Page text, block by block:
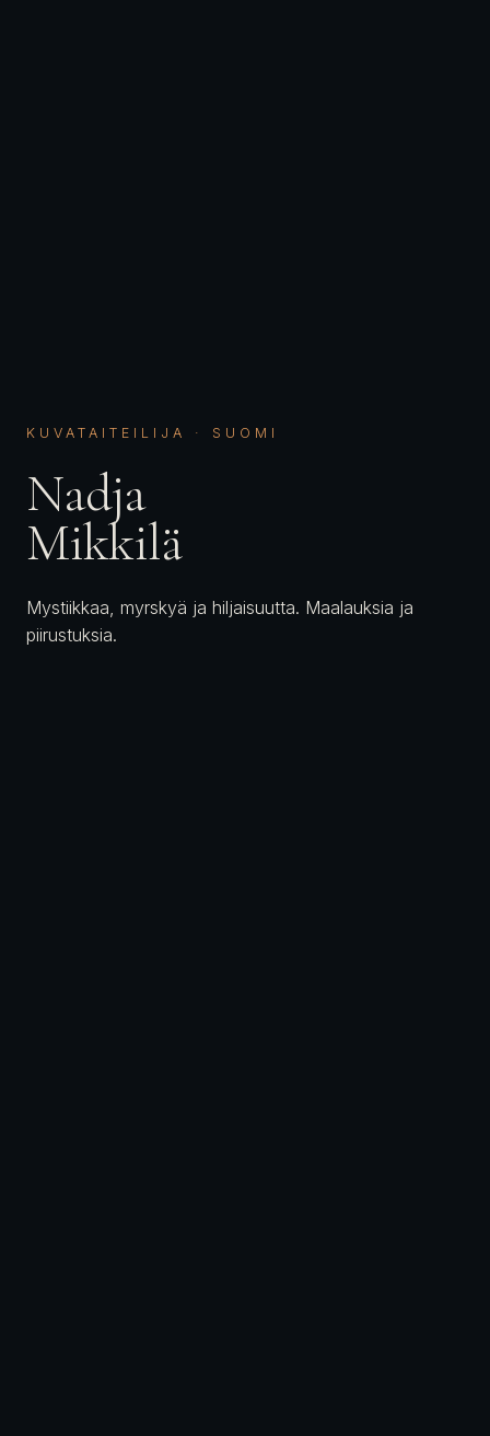
KUVATAITEILIJA · SUOMI
Nadja
Mikkilä
Mystiikkaa, myrskyä ja hiljaisuutta. Maalauksia ja
piirustuksia.